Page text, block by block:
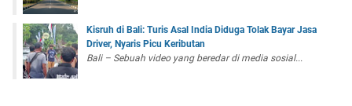
Kisruh di Bali: Turis Asal India Diduga Tolak Bayar Jasa
Driver, Nyaris Picu Keributan
Bali – Sebuah video yang beredar di media sosial...